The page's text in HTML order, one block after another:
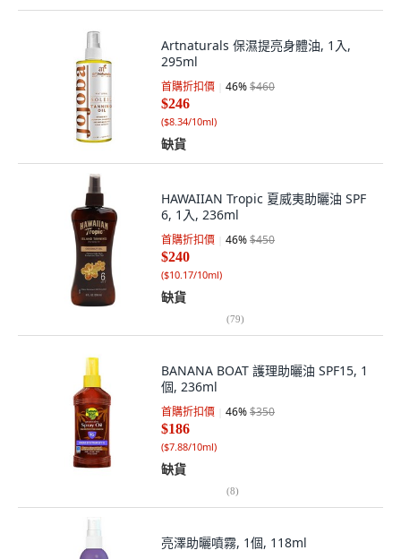
Artnaturals 保濕提亮身體油, 1入,
295ml
首購折扣價 46%$460
$246
($8.34/10ml)
缺貨
HAWAIIAN Tropic 夏威夷助曬油 SPF
6, 1入, 236ml
首購折扣價 46%$450
$240
($10.17/10ml)
缺貨
(79)
BANANA BOAT 護理助曬油 SPF15, 1
個, 236ml
首購折扣價 46%$350
$186
($7.88/10ml)
缺貨
(8)
亮澤助曬噴霧, 1個, 118ml